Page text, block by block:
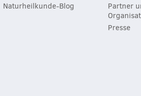
Naturheilkunde-Blog
Partner
Presse